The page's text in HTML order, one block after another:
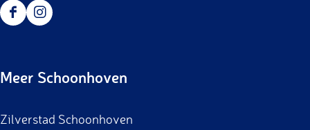
F
e
o
I
t
g
Meer Schoonhoven
Zilverstad Schoonhoven